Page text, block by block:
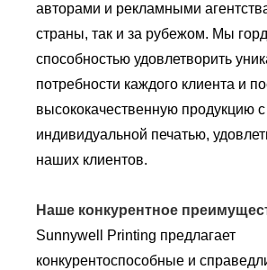
авторами и рекламными
страны, так и за рубежом. Мы
способностью удовлетворить
потребности каждого клиента и
высококачественную продукцию с
индивидуальной печатью,
наших клиентов.
Наше конкурентное
Sunnywell Printing предлагает
конкурентоспособные и